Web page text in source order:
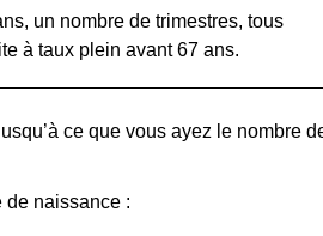
un nombre de trimestres, tous
à taux plein avant 67 ans.
ce que vous ayez le nombre
de naissance :